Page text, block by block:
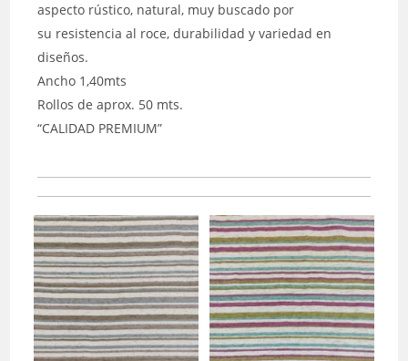
aspecto rústico, natural, muy buscado por
su resistencia al roce, durabilidad y variedad en
diseños.
Ancho 1,40mts
Rollos de aprox. 50 mts.
“CALIDAD PREMIUM”